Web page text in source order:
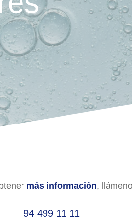
más información,
94 499 11 11